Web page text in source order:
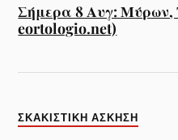
Σήμερα 8 Αυγ: Μύρων,
eortologio.net)
ΣΚΑΚΙΣΤΙΚΉ ΆΣΚΗΣΗ